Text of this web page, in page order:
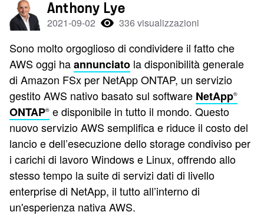
Anthony Lye
2021-09-02 336 visualizzazioni
Sono molto orgoglioso di condividere il fatto che
AWS oggi haannunciato la disponibilità generale
di Amazon FSx per NetApp ONTAP, un servizio
gestito AWS nativo basato sul software NetApp®
ONTAP® e disponibile in tutto il mondo. Questo
nuovo servizio AWS semplifica e riduce il costo del
lancio e dell’esecuzione dello storage condiviso per
i carichi di lavoro Windows e Linux, offrendo allo
stesso tempo la suite di servizi dati di livello
enterprise di NetApp, il tutto all’interno di
un'esperienza nativa AWS.